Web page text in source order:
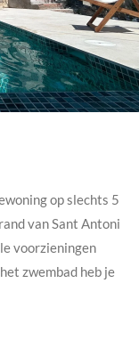
op slechts 5
van Sant Antoni
voorzieningen
zwembad heb je